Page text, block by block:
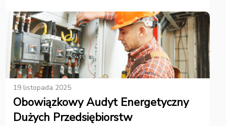
19 listopada 2025
Obowiązkowy Audyt Energetyczny
Dużych Przedsiębiorstw